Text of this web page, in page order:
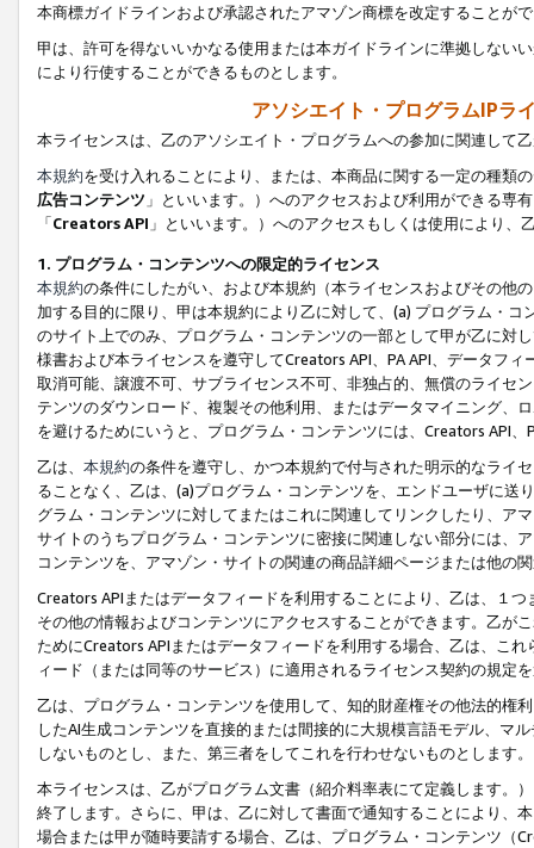
本商標ガイドラインおよび承認されたアマゾン商標を改定することが
甲は、許可を得ないいかなる使用または本ガイドラインに準拠しない
により行使することができるものとします。
アソシエイト・プログラムIPラ
本ライセンスは、乙のアソシエイト・プログラムへの参加に関連して
本規約を受け入れることにより、または、本商品に関する一定の種類
広告コンテンツ 」といいます。）へのアクセスおよび利用ができる専
「Creators API 」といいます。）へのアクセスもしくは使用により
1. プログラム・コンテンツへの限定的ライセンス
本規約の条件にしたがい、および本規約（本ライセンスおよびその他
加する目的に限り、甲は本規約により乙に対して、(a) プログラム・
のサイト上でのみ、プログラム・コンテンツの一部として甲が乙に対
様書および本ライセンスを遵守してCreators API、PA API、データフ
取消可能、譲渡不可、サブライセンス不可、非独占的、無償のライセ
テンツのダウンロード、複製その他利用、またはデータマイニング、
を避けるためにいうと、プログラム・コンテンツには、Creators API
乙は、 本規約の条件を遵守し、かつ本規約で付与された明示的なライ
ることなく、乙は、(a)プログラム・コンテンツを、エンドユーザに
グラム・コンテンツに対してまたはこれに関連してリンクしたり、ア
サイトのうちプログラム・コンテンツに密接に関連しない部分には、
コンテンツを、アマゾン・サイトの関連の商品詳細ページまたは他の
Creators APIまたはデータフィードを利用することにより、乙は、１
その他の情報およびコンテンツにアクセスすることができます。乙が
ためにCreators APIまたはデータフィードを利用する場合、乙は、こ
ィード（または同等のサービス）に適用されるライセンス契約の規定
乙は、プログラム・コンテンツを使用して、知的財産権その他法的権
したAI生成コンテンツを直接的または間接的に大規模言語モデル、マ
しないものとし、また、第三者をしてこれを行わせないものとします。
本ライセンスは、乙がプログラム文書（紹介料率表にて定義します。
終了します。さらに、甲は、乙に対して書面で通知することにより、
場合または甲が随時要請する場合、乙は、プログラム・コンテンツ（